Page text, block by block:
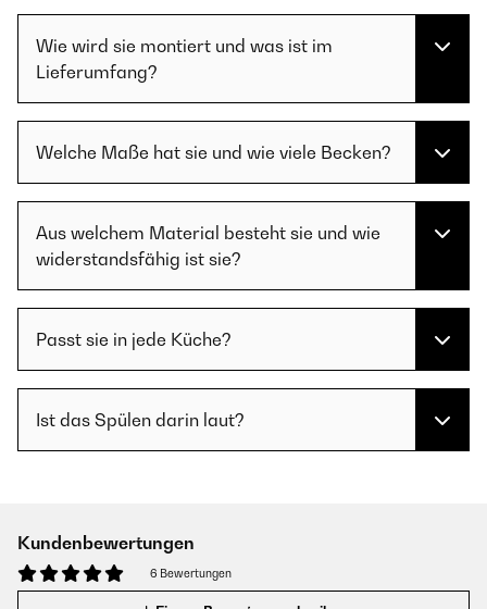
Wie wird sie montiert und was ist im
Lieferumfang?
Welche Maße hat sie und wie viele Becken?
Aus welchem Material besteht sie und wie
widerstandsfähig ist sie?
Passt sie in jede Küche?
Ist das Spülen darin laut?
Kundenbewertungen
6 Bewertungen